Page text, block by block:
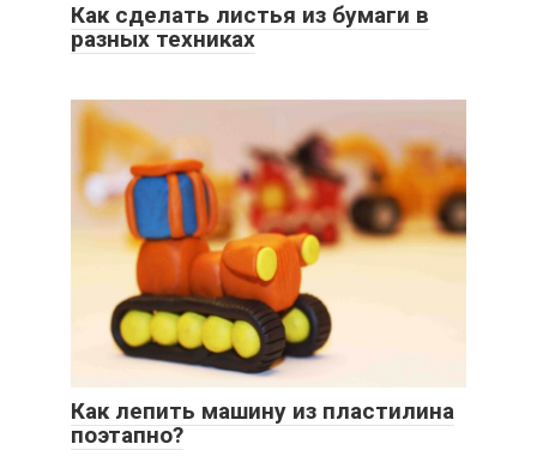
Как сделать листья из бумаги в
разных техниках
Как лепить машину из пластилина
поэтапно?